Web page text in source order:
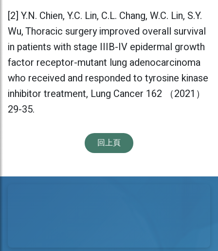
[2] Y.N. Chien, Y.C. Lin, C.L. Chang, W.C. Lin, S.Y.
Wu, Thoracic surgery improved overall survival
in patients with stage IIIB-IV epidermal growth
factor receptor-mutant lung adenocarcinoma
who received and responded to tyrosine kinase
inhibitor treatment, Lung Cancer 162 （2021）
29-35.
回上頁